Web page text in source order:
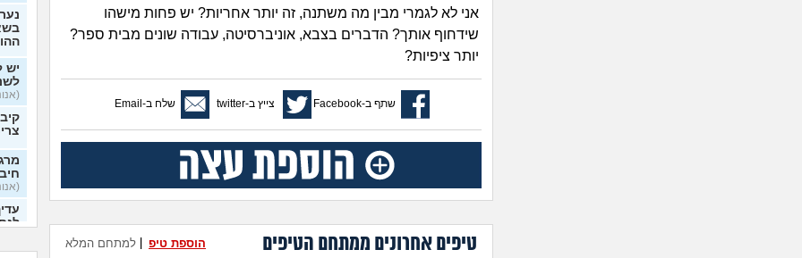
אני לא לגמרי מבין מה משתנה, זה יותר אחריות? יש פחות מישהו
שידחוף אותך? הדברים בצבא, אוניברסיטה, עבודה שונים מבית ספר?
יותר ציפיות?
שתף ב-Facebook צייץ ב-twitter שלח ב-Email
טיפים אחרונים ממתחם הטיפים למתחם המלא הוספת טיפ
יש